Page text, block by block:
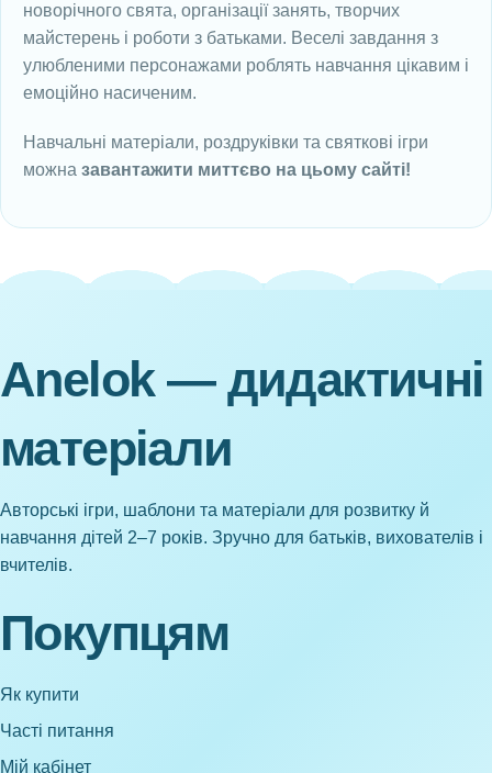
новорічного свята, організації занять, творчих
майстерень і роботи з батьками. Веселі завдання з
улюбленими персонажами роблять навчання цікавим і
емоційно насиченим.
Навчальні матеріали, роздруківки та святкові ігри
можна завантажити миттєво на цьому сайті!
Anelok — дидактичні
матеріали
Авторські ігри, шаблони та матеріали для розвитку й
навчання дітей 2–7 років. Зручно для батьків, вихователів і
вчителів.
Покупцям
Як купити
Часті питання
Мій кабінет